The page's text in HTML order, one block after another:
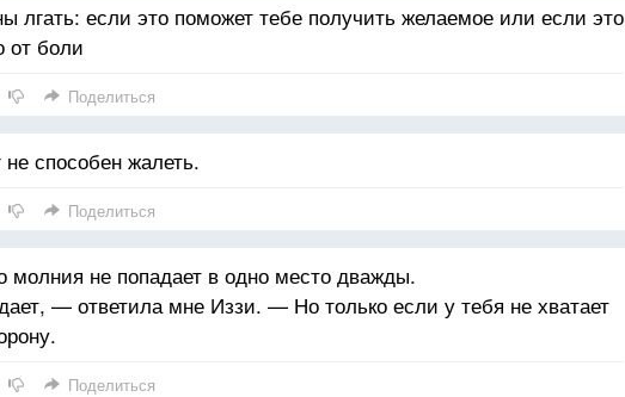
лгать: если это поможет тебе получить желаемое или если это
от боли
Поделиться
способен жалеть.
Поделиться
не попадает в одно место дважды.
— ответила мне Иззи. — Но только если у тебя не хватает
Поделиться